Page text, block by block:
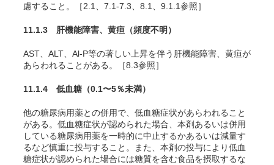
慮すること。［2.1、7.1-7.3、8.1、9.1.1参照］
11.1.3 肝機能障害、黄疸 （頻度不明）
AST、ALT、Al-P等の著しい上昇を伴う肝機能障害、黄疸が
あらわれることがある。［8.3参照］
11.1.4 低血糖 （0.1〜5％未満）
他の糖尿病用薬との併用で、低血糖症状があらわれること
がある。低血糖症状が認められた場合、本剤あるいは併用
している糖尿病用薬を一時的に中止するかあるいは減量す
るなど慎重に投与すること。また、本剤の投与により低血
糖症状が認められた場合には糖質を含む食品を摂取するな